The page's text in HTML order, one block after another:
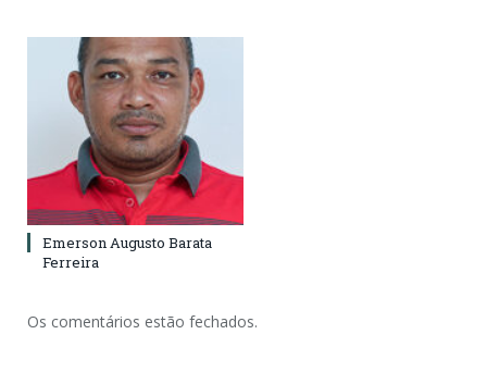
Emerson Augusto Barata
Ferreira
Os comentários estão fechados.